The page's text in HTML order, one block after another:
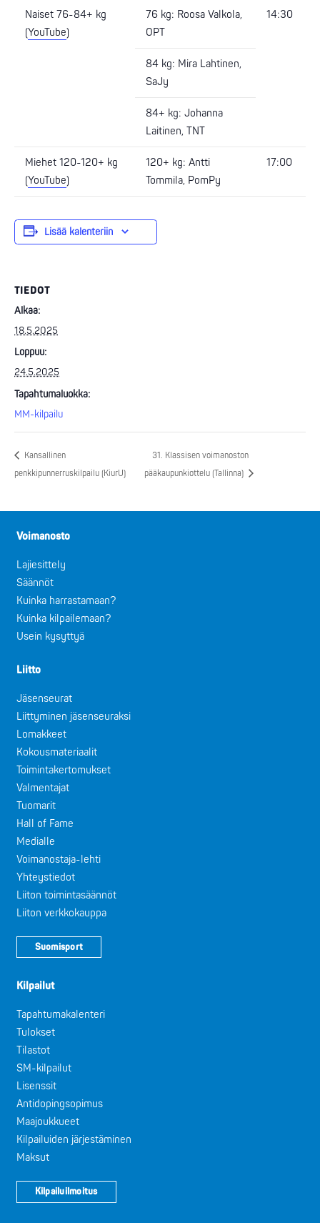
Naiset 76-84+ kg
(YouTube)
76 kg: Roosa Valkola,
OPT
14:30
84 kg: Mira Lahtinen,
SaJy
84+ kg: Johanna
Laitinen, TNT
Miehet 120-120+ kg
(YouTube)
120+ kg: Antti
Tommila, PomPy
17:00
Lisää kalenteriin
TIEDOT
Alkaa:
18.5.2025
Loppuu:
24.5.2025
Tapahtumaluokka:
MM-kilpailu
Kansallinen
penkkipunnerruskilpailu (KiurU)
31. Klassisen voimanoston
pääkaupunkiottelu (Tallinna)
Voimanosto
Lajiesittely
Säännöt
Kuinka harrastamaan?
Kuinka kilpailemaan?
Usein kysyttyä
Liitto
Jäsenseurat
Liittyminen jäsenseuraksi
Lomakkeet
Kokousmateriaalit
Toimintakertomukset
Valmentajat
Tuomarit
Hall of Fame
Medialle
Voimanostaja-lehti
Yhteystiedot
Liiton toimintasäännöt
Liiton verkkokauppa
Suomisport
Kilpailut
Tapahtumakalenteri
Tulokset
Tilastot
SM-kilpailut
Lisenssit
Antidopingsopimus
Maajoukkueet
Kilpailuiden järjestäminen
Maksut
Kilpailuilmoitus